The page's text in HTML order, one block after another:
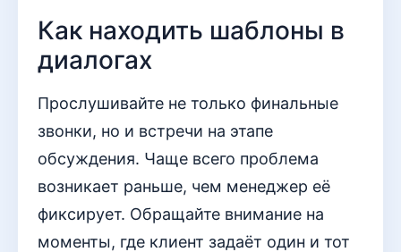
Как находить шаблоны в
диалогах
Прослушивайте не только финальные
звонки, но и встречи на этапе
обсуждения. Чаще всего проблема
возникает раньше, чем менеджер её
фиксирует. Обращайте внимание на
моменты, где клиент задаёт один и тот